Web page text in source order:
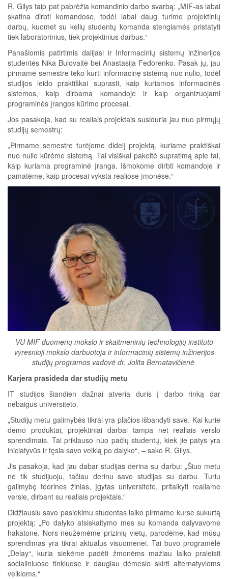
R. Gilys taip pat pabrėžia komandinio darbo svarbą: „MIF-as labai
skatina dirbti komandose, todėl labai daug turime projektinių
darbų, kuomet su kelių studentų komanda stengiamės pristatyti
tiek laboratorinius, tiek projektinius darbus.“
Panašiomis patirtimis dalijasi ir Informacinių sistemų inžinerijos
studentės Nika Bulovaitė bei Anastasija Fedorenko. Pasak jų, jau
pirmame semestre teko kurti informacinę sistemą nuo nulio, todėl
studijos leido praktiškai suprasti, kaip kuriamos informacinės
sistemos, kaip dirbama komandoje ir kaip organizuojami
programinės įrangos kūrimo procesai.
Jos pasakoja, kad su realiais projektais susiduria jau nuo pirmųjų
studijų semestrų:
„Pirmame semestre turėjome didelį projektą, kuriame praktiškai
nuo nulio kūrėme sistemą. Tai visiškai pakeitė supratimą apie tai,
kaip kuriama programinė įranga. Išmokome dirbti komandoje ir
pamatėme, kaip procesai vyksta realiose įmonėse.“
VU MIF duomenų mokslo ir skaitmeninių technologijų instituto
vyresnioji mokslo darbuotoja ir informacinių sistemų inžinerijos
studijų programos vadovė dr. Jolita Bernatavičienė
Karjera prasideda dar studijų metu
IT studijos šiandien dažnai atveria duris į darbo rinką dar
nebaigus universiteto.
„Studijų metu galimybės tikrai yra plačios išbandyti save. Kai kurie
demo produktai, projektiniai darbai tampa net realiais verslo
sprendimais. Tai priklauso nuo pačių studentų, kiek jie patys yra
iniciatyvūs ir tęsia savo veiklą po dalyko“, – sako R. Gilys.
Jis pasakoja, kad jau dabar studijas derina su darbu: „Šiuo metu
ne tik studijuoju, tačiau derinu savo studijas su darbu. Turiu
galimybę teorines žinias, įgytas universitete, pritaikyti realiame
versle, dirbant su realiais projektais.“
Didžiausiu savo pasiekimu studentas laiko pirmame kurse sukurtą
projektą: „Po dalyko atsiskaitymo mes su komanda dalyvavome
hakatone. Nors neužėmėme prizinių vietų, parodėme, kad mūsų
sprendimas yra tikrai aktualus visuomenei. Tai buvo programėlė
„Delay“, kuria siekėme padėti žmonėms mažiau laiko praleisti
socialiniuose tinkluose ir daugiau dėmesio skirti alternatyvioms
veikloms.“